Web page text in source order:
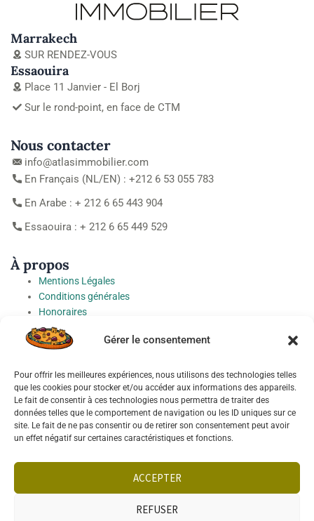
Gérer le consentement
Pour offrir les meilleures expériences, nous utilisons des technologies telles
que les cookies pour stocker et/ou accéder aux informations des appareils.
Le fait de consentir à ces technologies nous permettra de traiter des
données telles que le comportement de navigation ou les ID uniques sur ce
site. Le fait de ne pas consentir ou de retirer son consentement peut avoir
un effet négatif sur certaines caractéristiques et fonctions.
ACCEPTER
REFUSER
Marrakech
SUR RENDEZ-VOUS
Essaouira
Place 11 Janvier - El Borj
Sur le rond-point, en face de CTM
Nous contacter
info@atlasimmobilier.com
En Français (NL/EN) : +212 6 53 055 783
En Arabe : + 212 6 65 443 904
Essaouira : + 212 6 65 449 529
À propos
Mentions Légales
Conditions générales
Honoraires
Charte de protection des Données à caractère personnel
Préférences cookies
Socials
Français English